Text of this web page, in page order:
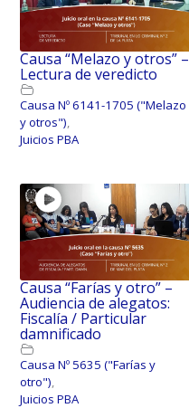
Causa “Melazo y otros” –
Lectura de veredicto
Causa Nº 6141-1705 ("Melazo
y otros"),
Juicios PBA
Causa “Farías y otro” –
Audiencia de alegatos:
Fiscalía / Particular
damnificado
Causa Nº 5635 ("Farías y
otro"),
Juicios PBA